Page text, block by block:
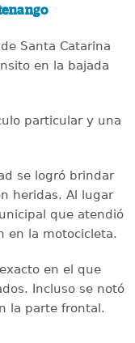
Santa Catarina
en la bajada
particular y una
se logró brindar
heridas. Al lugar
que atendió
en la motocicleta.
en el que
Incluso se notó
la parte frontal.